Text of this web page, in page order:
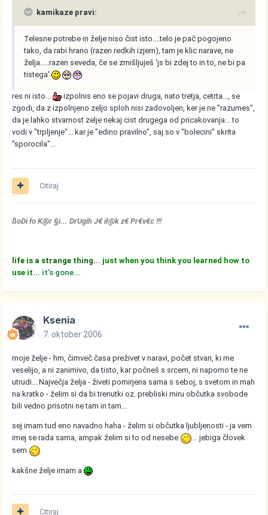
kamikaze pravi:
Telesne potrebe in želje niso čist isto....telo je pač pogojeno
tako, da rabi hrano (razen redkih izjem), tam je klic narave, ne
želja.....razen seveda, če se zmišljuješ 'js bi zdej to in to, ne bi pa
tistega'
res ni isto...
izpolnis eno se pojavi druga, nato tretja, cetrta..., se
zgodi, da z izpolnjeno zeljo sploh nisi zadovoljen, ker je ne "razumes",
da je lahko stvarnost zelje nekaj cist drugega od pricakovanja... to
vodi v "trpljenje"... kar je "edino pravilno", saj so v "bolecini" skrita
"sporocila"...
Citiraj
ßoDi ło K@r §i... DrUgih J€ ił@k z€ Pr€v€c !!!
life is a strange thing... just when you think you learned how to
use it... it's gone...
Ksenia
7. oktober 2006
moje želje - hm, čimveč časa preživet v naravi, počet stvari, ki me
veselijo, a ni zanimivo, da tisto, kar počneš s srcem, ni naporno te ne
utrudi... Največja želja - živeti pomirjena sama s seboj, s svetom in mah
na kratko - želim si da bi trenutki oz. prebliski miru občutka svobode
bili vedno prisotni ne tam in tam...
sej imam tud eno navadno haha - želim si občutka ljubljenosti - ja vem
imej se rada sama, ampak želim si to od nesebe
... jebiga človek
sem
kakšne želje imam a
Citiraj